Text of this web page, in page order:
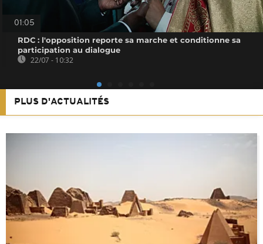
01:05
RDC : l'opposition reporte sa marche et conditionne sa
participation au dialogue
22/07 - 10:32
PLUS D'ACTUALITÉS